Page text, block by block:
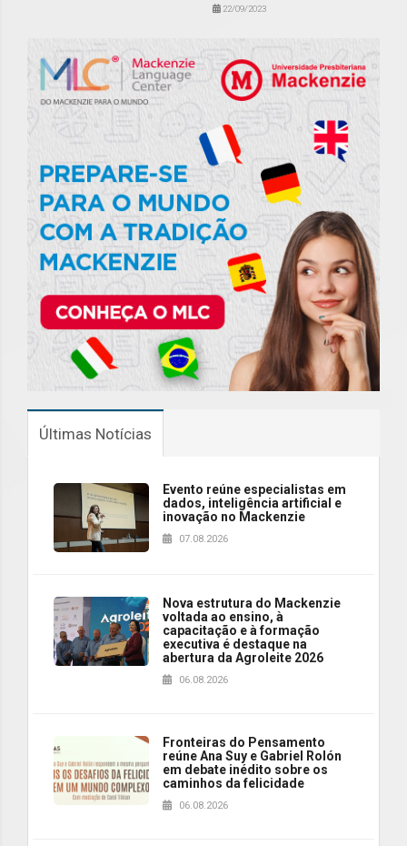
22/09/2023
Últimas Notícias
Evento reúne especialistas em
dados, inteligência artificial e
inovação no Mackenzie
07.08.2026
Nova estrutura do Mackenzie
voltada ao ensino, à
capacitação e à formação
executiva é destaque na
abertura da Agroleite 2026
06.08.2026
Fronteiras do Pensamento
reúne Ana Suy e Gabriel Rolón
em debate inédito sobre os
caminhos da felicidade
06.08.2026